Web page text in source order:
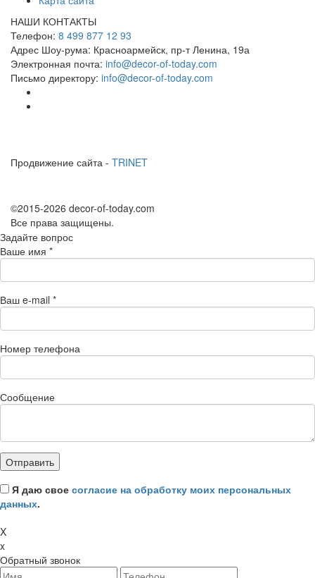
НАШИ КОНТАКТЫ
Телефон: 8 499 877 12 93
Адрес Шоу-рума: Красноармейск, пр-т Ленина, 19а
Электронная почта: info@decor-of-today.com
Письмо директору: info@decor-of-today.com
Продвижение сайта - TRINET
©2015-2026 decor-of-today.com
Все права защищены.
Задайте вопрос
Ваше имя *
Ваш e-mail *
Номер телефона
Сообщение
Я даю свое согласие на обработку моих персональных
данных.
X
x
Обратный звонок